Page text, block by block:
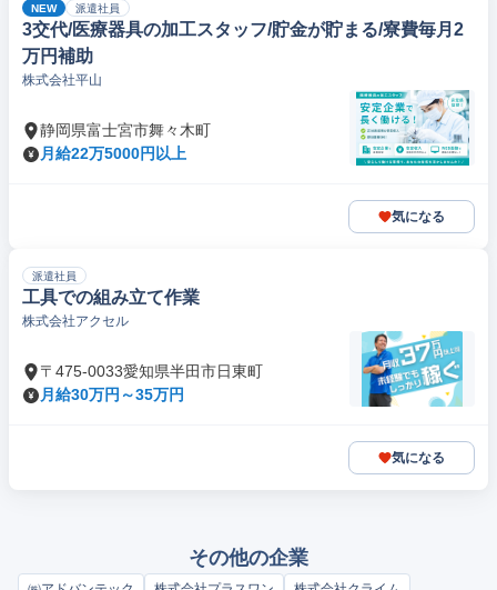
NEW 派遣社員
3交代/医療器具の加工スタッフ/貯金が貯まる/寮費毎月2
万円補助
株式会社平山
静岡県富士宮市舞々木町
月給22万5000円以上
気になる
派遣社員
工具での組み立て作業
株式会社アクセル
〒475-0033愛知県半田市日東町
月給30万円～35万円
気になる
その他の企業